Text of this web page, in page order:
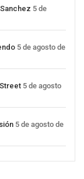
5 de
5 de agosto de
5 de agosto
5 de agosto de